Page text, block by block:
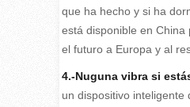
que ha hecho y si ha
está disponible en China
el futuro a Europa y al
4.-Nuguna vibra si
un dispositivo inteligente